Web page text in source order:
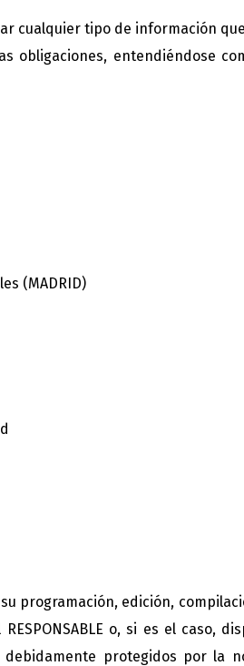
cualquier tipo de información
obligaciones, entendiéndose
(MADRID)
programación, edición,
o, si es el caso,
protegidos por la